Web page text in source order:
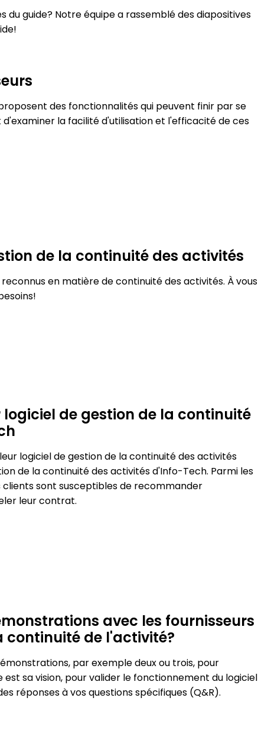
du guide? Notre équipe a rassemblé des diapositives
des fonctionnalités qui peuvent finir par se
la facilité d'utilisation et l'efficacité de ces
de la continuité des activités
en matière de continuité des activités. À vous
de gestion de la continuité
logiciel de gestion de la continuité des activités
de la continuité des activités d'Info-Tech. Parmi les
clients sont susceptibles de recommander
leur contrat.
avec les fournisseurs
continuité de l'activité?
par exemple deux ou trois, pour
sa vision, pour valider le fonctionnement du logiciel
réponses à vos questions spécifiques (Q&R).